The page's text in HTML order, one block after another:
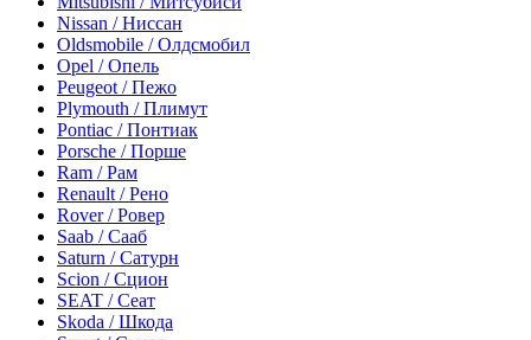
Nissan / Ниссан
Oldsmobile / Олдсмобил
Opel / Опель
Peugeot / Пежо
Plymouth / Плимут
Pontiac / Понтиак
Porsche / Порше
Ram / Рам
Renault / Рено
Rover / Ровер
Saab / Сааб
Saturn / Сатурн
Scion / Сцион
SEAT / Сеат
Skoda / Шкода